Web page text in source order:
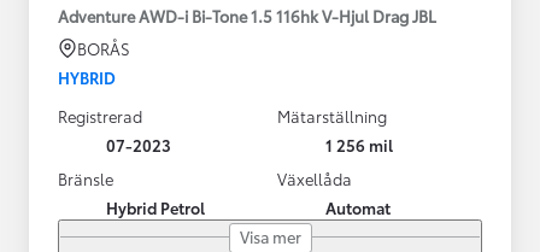
Adventure AWD-i Bi-Tone 1.5 116hk V-Hjul Drag JBL
BORÅS
HYBRID
Registrerad
07-2023
Mätarställning
1 256 mil
Bränsle
Hybrid Petrol
Växellåda
Automat
Visa mer